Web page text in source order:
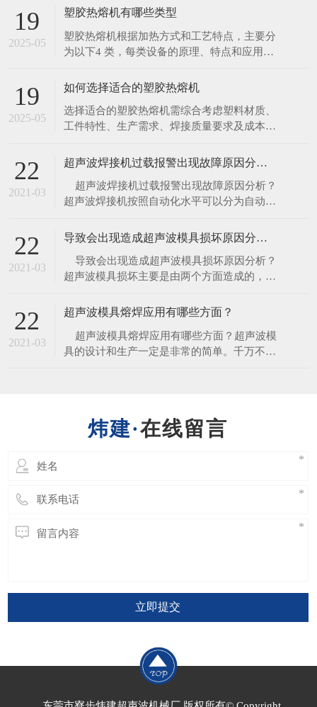
（最常见原因） 检查外部供电链路 确认设备
断电； 测试插座本身是否通电（可插入其他
电器如手机充电器验证），排除插座故障或
19
2025-05
塑胶热熔机有哪些类型
塑胶热熔机根据加热方式和工艺特点，主要分
为以下4 类，每类设备的原理、特点和应用场
一块金属板（热板）至设定温度，将塑料件的
迅速将两塑料件压合，冷却后完成焊接。 特
点 优势：加热面积大、熔深可控，适
19
2025-05
如何选择适合的塑胶热熔机
选择适合的塑胶热熔机需综合考虑塑料材质、
工件特性、生产需求、焊接质量要求及成本预
准匹配设备类型： 一、核心选型维度分析 1.
塑料材质与焊接特性 热塑性塑料（如 PP、
PE、ABS、PC）：适合所有热熔工艺（热
板、热气、超声波、红外）。 热固性塑料
22
2021-03
超声波焊接机过载报警出现故障原因分析？
​ 超声波焊接机过载报警出现故障原因分析？
超声波焊接机按照自动化水平可以分为自动焊
于现代化企业来讲，自动化水平越高越有利于
企业流水线生产，所以自动焊接机的使用是企
业未来的一个趋势。​ 1、空载测试：
22
2021-03
导致会出现造成超声波模具损坏原因分析？
​ 导致会出现造成超声波模具损坏原因分析？
超声波模具损坏主要是由两个方面造成的，是
料的选择，详细原因介绍如下。​ 1、超声波
频率整形等在使用过程中，超声波能量未完全
释放
22
2021-03
超声波模具熔焊应用有哪些方面？
​ 超声波模具熔焊应用有哪些方面？超声波模
具的设计和生产一定是非常的简单。千万不要
在线留言
立即提交